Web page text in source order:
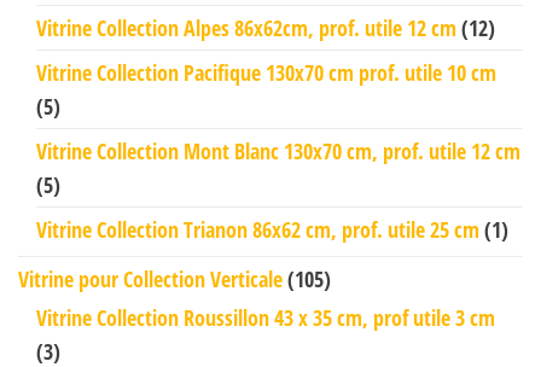
Vitrine Collection Alpes 86x62cm, prof. utile 12 cm (12)
Vitrine Collection Pacifique 130x70 cm prof. utile 10 cm
(5)
Vitrine Collection Mont Blanc 130x70 cm, prof. utile 12 cm
(5)
Vitrine Collection Trianon 86x62 cm, prof. utile 25 cm (1)
Vitrine pour Collection Verticale(105)
Vitrine Collection Roussillon 43 x 35 cm, prof utile 3 cm
(3)